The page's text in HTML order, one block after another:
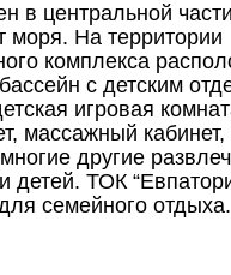
в центральной
моря. На территории
комплекса
с детским
игровая
массажный кабинет,
другие
детей. ТОК
семейного отдыха.